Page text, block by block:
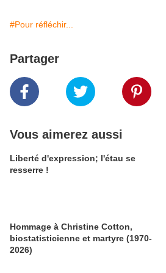
#Pour réfléchir...
Partager
Vous aimerez aussi
Liberté d'expression; l'étau se
resserre !
Hommage à Christine Cotton,
biostatisticienne et martyre (1970-
2026)